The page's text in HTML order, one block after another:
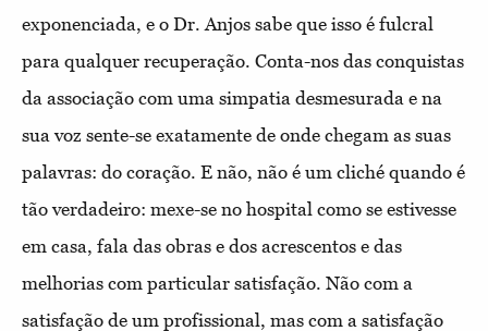
exponenciada, e o Dr. Anjos sabe que isso é fulcral
para qualquer recuperação. Conta-nos das conquistas
da associação com uma simpatia desmesurada e na
sua voz sente-se exatamente de onde chegam as suas
palavras: do coração. E não, não é um cliché quando é
tão verdadeiro: mexe-se no hospital como se estivesse
em casa, fala das obras e dos acrescentos e das
melhorias com particular satisfação. Não com a
satisfação de um profissional, mas com a satisfação